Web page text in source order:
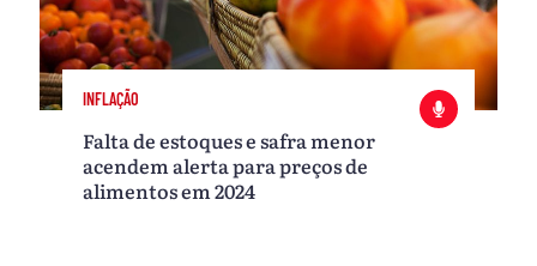
INFLAÇÃO
Falta de estoques e safra menor
acendem alerta para preços de
alimentos em 2024